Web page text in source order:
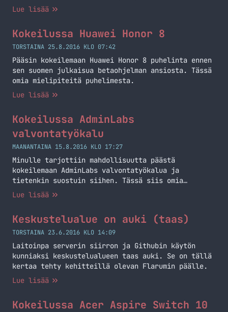
reissua.
Lue lisää
Kokeilussa Huawei Honor 8
TORSTAINA 25.8.2016 KLO 07:42
Pääsin kokeilemaan Huawei Honor 8 puhelinta ennen
sen suomen julkaisua betaohjelman ansiosta. Tässä
omia mielipiteitä puhelimesta.
Lue lisää
Kokeilussa AdminLabs
valvontatyökalu
MAANANTAINA 15.8.2016 KLO 17:27
Minulle tarjottiin mahdollisuutta päästä
kokeilemaan AdminLabs valvontatyökalua ja
tietenkin suostuin siihen. Tässä siis omia
kokemuksia työkalusta.
Lue lisää
Keskustelualue on auki (taas)
TORSTAINA 23.6.2016 KLO 14:09
Laitoinpa serverin siirron ja Githubin käytön
kunniaksi keskustelualueen taas auki. Se on tällä
kertaa tehty kehitteillä olevan Flarumin päälle.
Lue lisää
Kokeilussa Acer Aspire Switch 10